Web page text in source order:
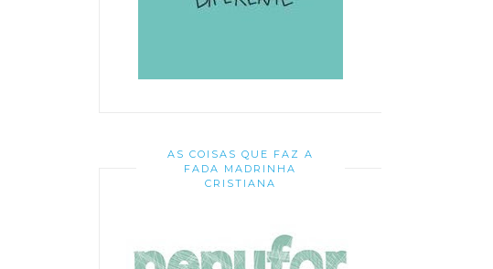
AS COISAS QUE FAZ A
FADA MADRINHA
CRISTIANA